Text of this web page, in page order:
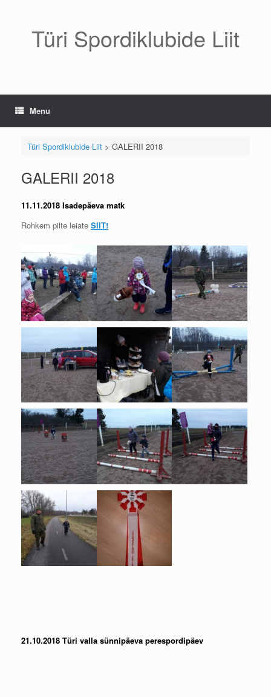
Türi Spordiklubide Liit
Menu
Türi Spordiklubide Liit> GALERII 2018
GALERII 2018
11.11.2018 Isadepäeva matk
Rohkem pilte leiate SIIT!
21.10.2018 Türi valla sünnipäeva perespordipäev